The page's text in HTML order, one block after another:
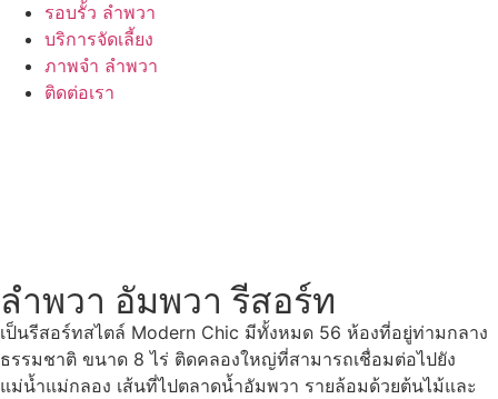
รอบรั้ว ลำพวา
บริการจัดเลี้ยง
ภาพจำ ลำพวา
ติดต่อเรา
ลำพวา อัมพวา รีสอร์ท
เป็นรีสอร์ทสไตล์ Modern Chic มีทั้งหมด 56 ห้องที่อยู่ท่ามกลาง
ธรรมชาติ ขนาด 8 ไร่ ติดคลองใหญ่ที่สามารถเชื่อมต่อไปยัง
แม่น้ำแม่กลอง เส้นที่ไปตลาดน้ำอัมพวา รายล้อมด้วยต้นไม้และ